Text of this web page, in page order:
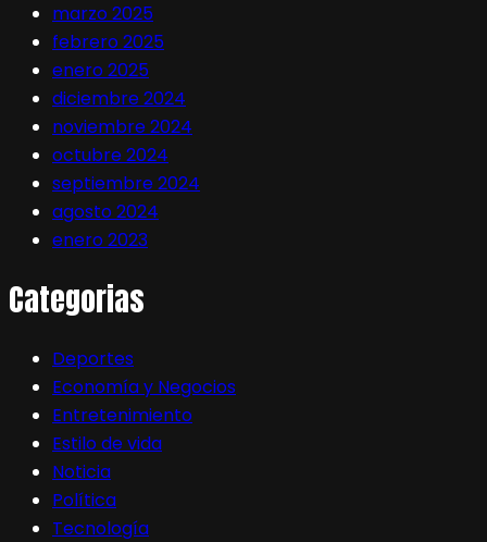
marzo 2025
febrero 2025
enero 2025
diciembre 2024
noviembre 2024
octubre 2024
septiembre 2024
agosto 2024
enero 2023
Categorias
Deportes
Economía y Negocios
Entretenimiento
Estilo de vida
Noticia
Política
Tecnología